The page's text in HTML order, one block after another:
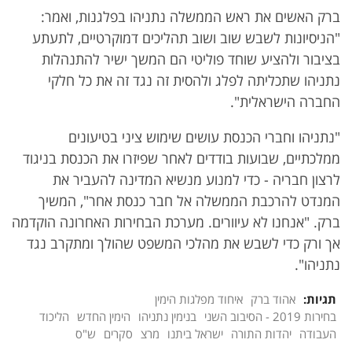
ברק האשים את ראש הממשלה נתניהו בפלגנות, ואמר:
"הניסיונות לשבש שוב ושוב תהליכים דמוקרטיים, לתעתע
בציבור ולהציע שוחד פוליטי הם המשך ישיר להתנהלות
נתניהו שתכליתה לפלג ולהסית זה נגד זה את כל חלקי
החברה הישראלית".
"נתניהו וחברי הכנסת עושים שימוש ציני בטיעונים
ממלכתיים, שבועות בודדים לאחר שפיזרו את הכנסת בניגוד
לרצון חבריה - כדי למנוע מנשיא המדינה להעביר את
המנדט להרכבת הממשלה אל חבר כנסת אחר", המשיך
ברק. "אנחנו לא עיוורים. מערכת הבחירות האחרונה הוקדמה
אך ורק כדי לשבש את מהלכי המשפט שהולך ומתקרב נגד
נתניהו".
תגיות: אהוד ברק איחוד מפלגות הימין
בחירות 2019 - הסיבוב השני
בנימין נתניהו הימין החדש הליכוד
העבודה יהדות התורה ישראל ביתנו מרצ סקרים ש"ס